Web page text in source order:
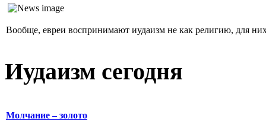
Вообще, евреи воспринимают иудаизм не как религию, для
Иудаизм сегодня
Молчание – золото